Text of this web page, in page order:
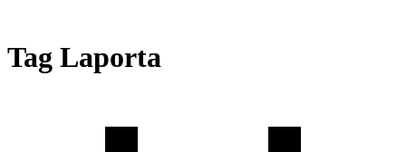
Tag Laporta